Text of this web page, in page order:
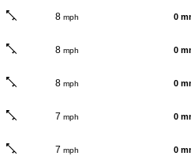
8 mph 0
8 mph 0
8 mph 0
7 mph 0
7 mph 0